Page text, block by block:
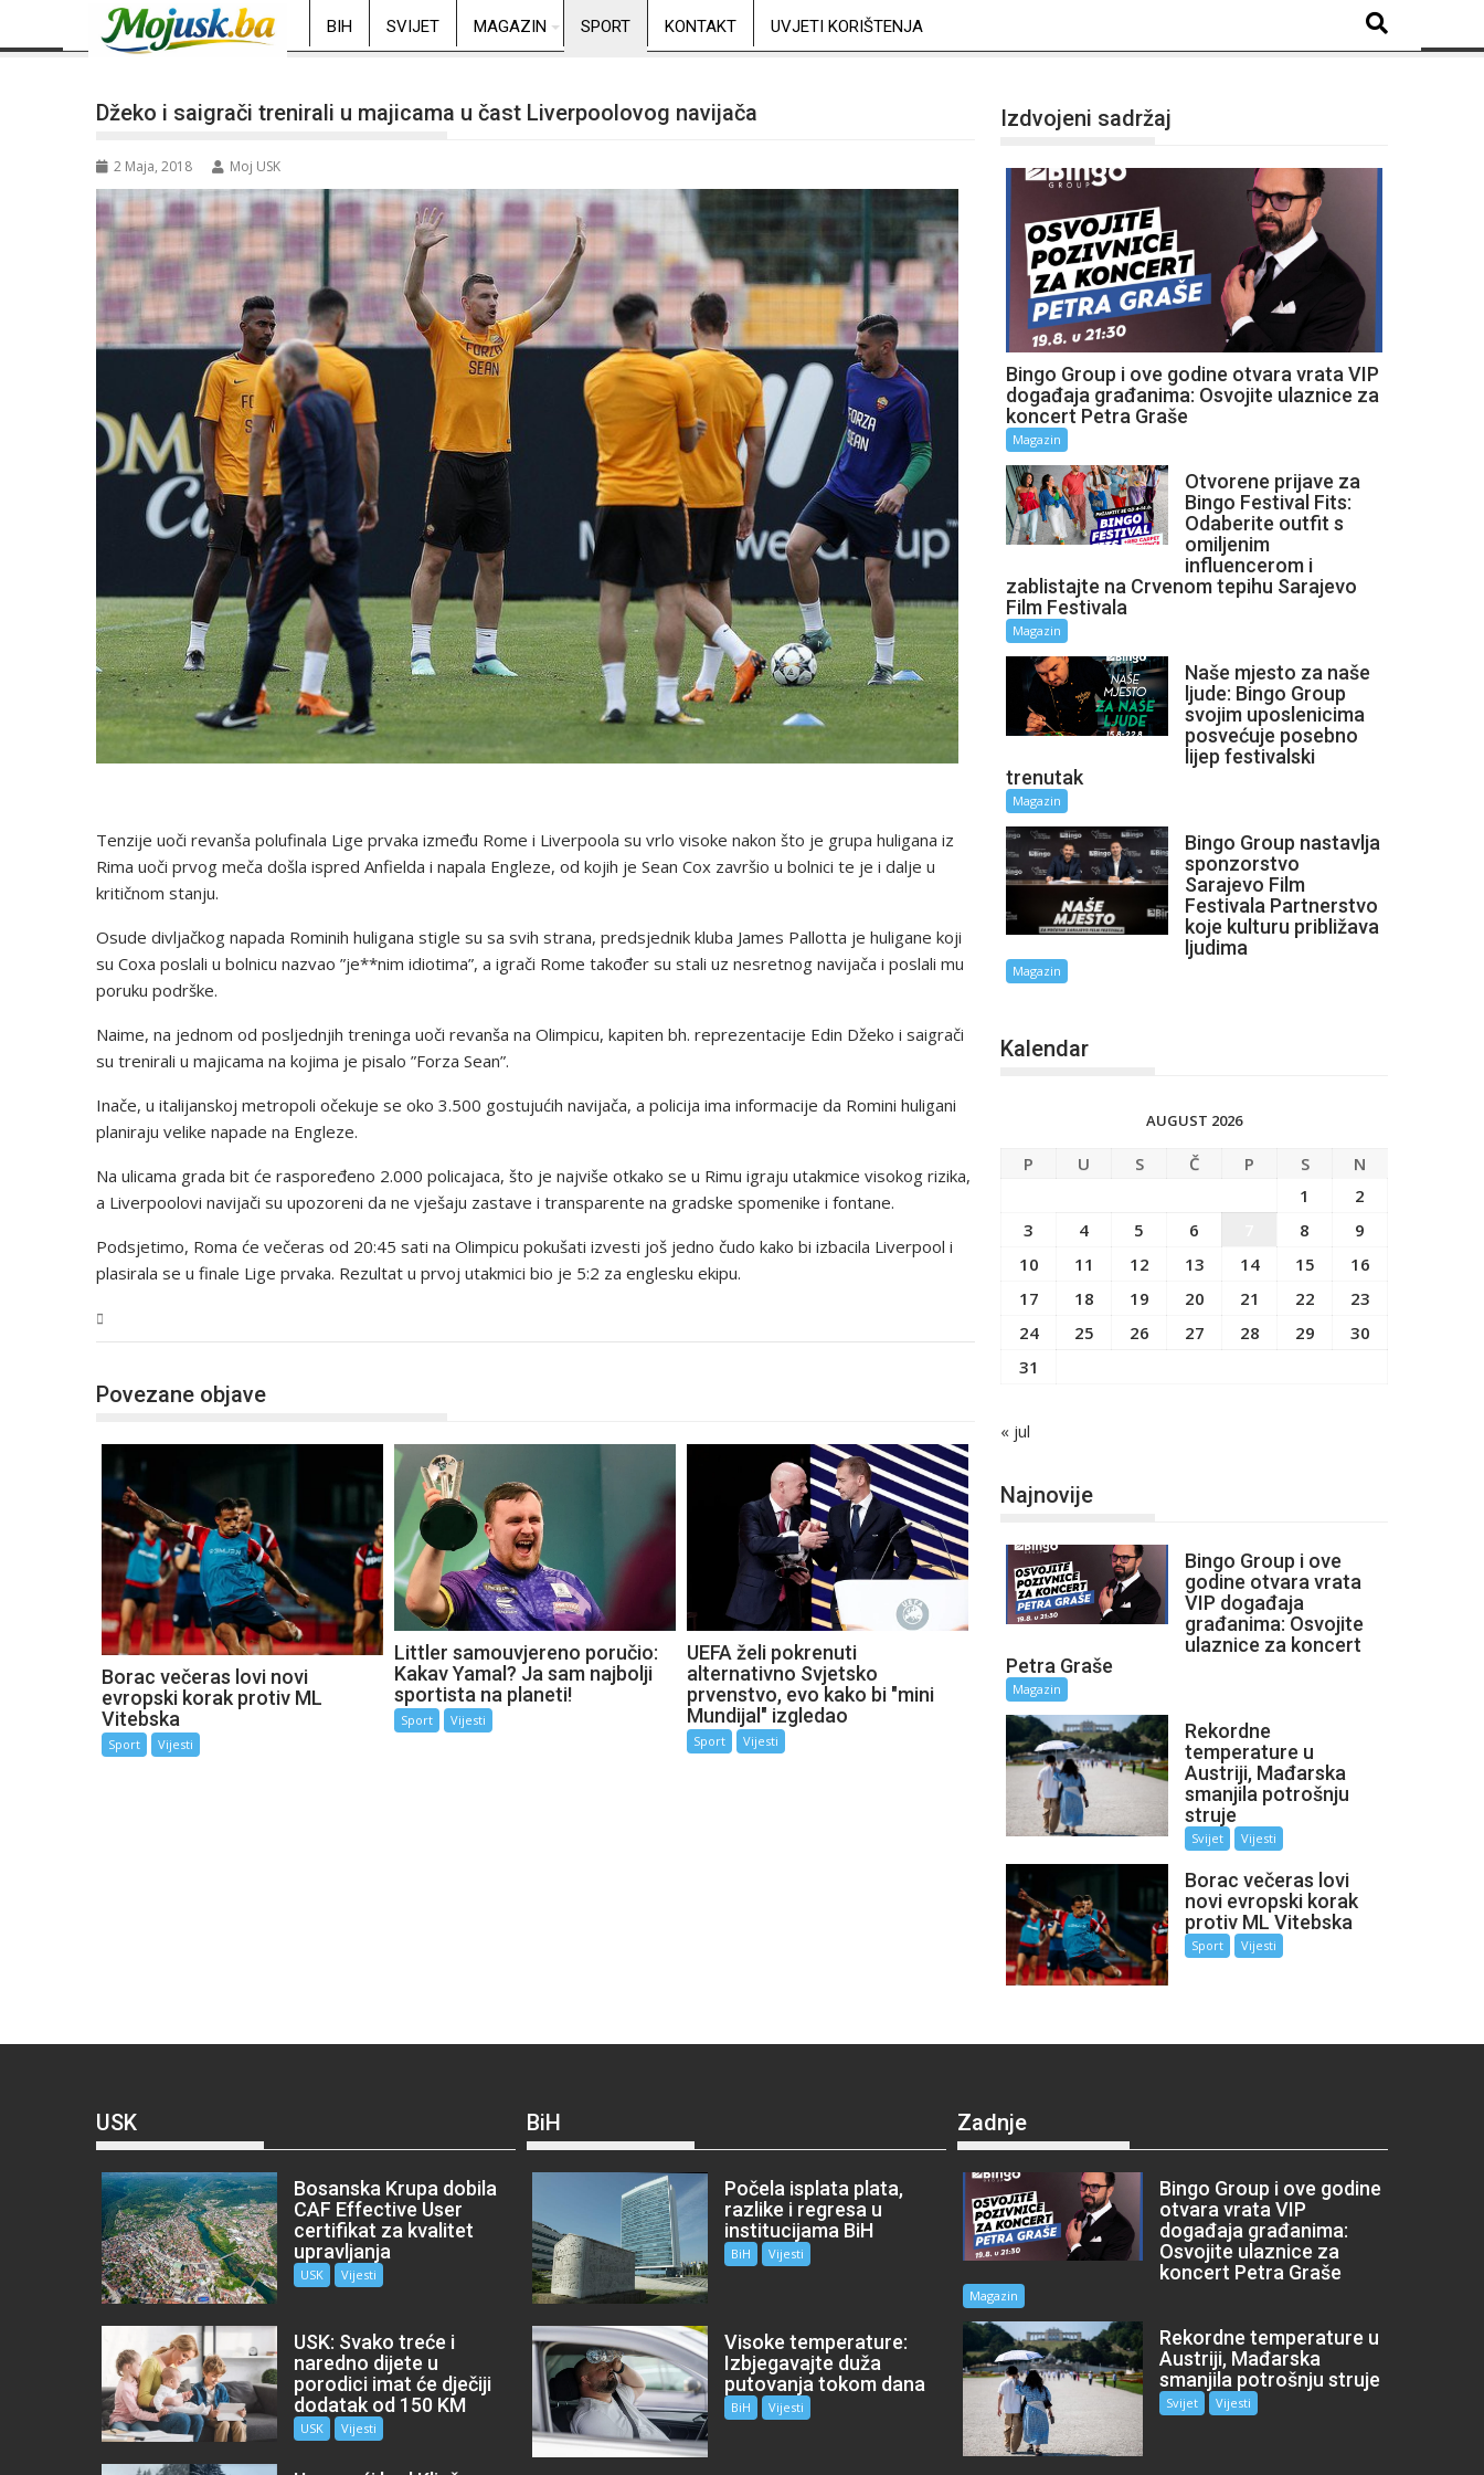
BIH SVIJET MAGAZIN SPORT KONTAKT UVJETI KORIŠTENJA
Džeko i saigrači trenirali u majicama u čast Liverpoolovog navijača
2 Maja, 2018 Moj USK
Tenzije uoči revanša polufinala Lige prvaka između Rome i Liverpoola su vrlo visoke nakon što je grupa huligana iz
Rima uoči prvog meča došla ispred Anfielda i napala Engleze, od kojih je Sean Cox završio u bolnici te je i dalje u
kritičnom stanju.
Osude divljačkog napada Rominih huligana stigle su sa svih strana, predsjednik kluba James Pallotta je huligane koji
su Coxa poslali u bolnicu nazvao ”je**nim idiotima”, a igrači Rome također su stali uz nesretnog navijača i poslali mu
poruku podrške.
Naime, na jednom od posljednjih treninga uoči revanša na Olimpicu, kapiten bh. reprezentacije Edin Džeko i saigrači
su trenirali u majicama na kojima je pisalo ”Forza Sean”.
Inače, u italijanskoj metropoli očekuje se oko 3.500 gostujućih navijača, a policija ima informacije da Romini huligani
planiraju velike napade na Engleze.
Na ulicama grada bit će raspoređeno 2.000 policajaca, što je najviše otkako se u Rimu igraju utakmice visokog rizika,
a Liverpoolovi navijači su upozoreni da ne vješaju zastave i transparente na gradske spomenike i fontane.
Podsjetimo, Roma će večeras od 20:45 sati na Olimpicu pokušati izvesti još jedno čudo kako bi izbacila Liverpool i
plasirala se u finale Lige prvaka. Rezultat u prvoj utakmici bio je 5:2 za englesku ekipu.
Povezane objave
Borac večeras lovi novi
evropski korak protiv ML
Vitebska
Sport Vijesti
Littler samouvjereno poručio:
Kakav Yamal? Ja sam najbolji
sportista na planeti!
Sport Vijesti
UEFA želi pokrenuti
alternativno Svjetsko
prvenstvo, evo kako bi "mini
Mundijal" izgledao
Sport Vijesti
Izdvojeni sadržaj
Bingo Group i ove godine otvara vrata VIP
događaja građanima: Osvojite ulaznice za
koncert Petra Graše
Magazin
Otvorene prijave za
Bingo Festival Fits:
Odaberite outfit s
omiljenim
influencerom i
zablistajte na Crvenom tepihu Sarajevo
Film Festivala
Magazin
Naše mjesto za naše
ljude: Bingo Group
svojim uposlenicima
posvećuje posebno
lijep festivalski
trenutak
Magazin
Bingo Group nastavlja
sponzorstvo
Sarajevo Film
Festivala Partnerstvo
koje kulturu približava
ljudima
Magazin
Kalendar
AUGUST 2026
P U S Č P S
N
1
2
3
4 5 6 8
9
10
11 12 13 14 15
16
17
18 19 20 21 22
23
24
25 26 27 28 29
30
31
« jul
Najnovije
Bingo Group i ove
godine otvara vrata
VIP događaja
građanima: Osvojite
ulaznice za koncert
Petra Graše
Magazin
Rekordne
temperature u
Austriji, Mađarska
smanjila potrošnju
struje
Svijet Vijesti
Borac večeras lovi
novi evropski korak
protiv ML Vitebska
Sport Vijesti
USK
Bosanska Krupa dobila
CAF Effective User
certifikat za kvalitet
upravljanja
USK Vijesti
USK: Svako treće i
naredno dijete u
porodici imat će dječiji
dodatak od 150 KM
USK Vijesti
BiH
Počela isplata plata,
razlike i regresa u
institucijama BiH
BiH Vijesti
Visoke temperature:
Izbjegavajte duža
putovanja tokom dana
BiH Vijesti
Zadnje
Bingo Group i ove godine
otvara vrata VIP
događaja građanima:
Osvojite ulaznice za
koncert Petra Graše
Magazin
Rekordne temperature u
Austriji, Mađarska
smanjila potrošnju struje
Svijet Vijesti